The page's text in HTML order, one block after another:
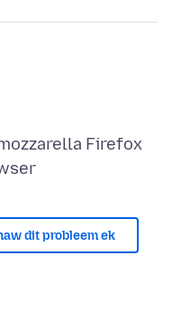
Firefox
dit probleem ek